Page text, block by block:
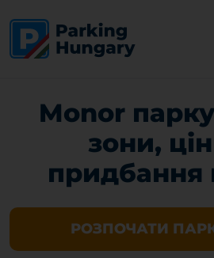
Monor
зони,
придбання
РОЗПОЧАТИ